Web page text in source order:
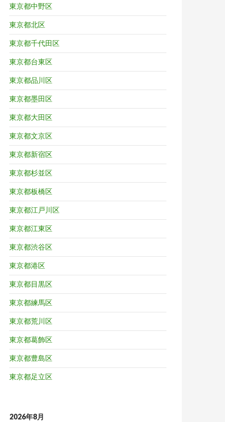
東京都中野区
東京都北区
東京都千代田区
東京都台東区
東京都品川区
東京都墨田区
東京都大田区
東京都文京区
東京都新宿区
東京都杉並区
東京都板橋区
東京都江戸川区
東京都江東区
東京都渋谷区
東京都港区
東京都目黒区
東京都練馬区
東京都荒川区
東京都葛飾区
東京都豊島区
東京都足立区
2026年8月